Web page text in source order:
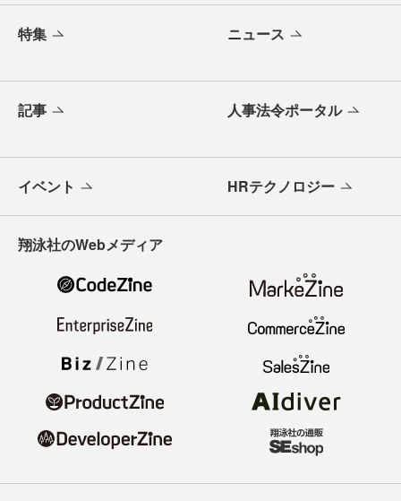
特集 ニュース
記事 人事法令ポータル
イベント HRテクノロジー
翔泳社のWebメディア